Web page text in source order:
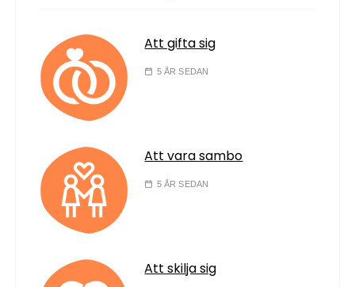
Att gifta sig
5 ÅR SEDAN
Att vara sambo
5 ÅR SEDAN
Att skilja sig